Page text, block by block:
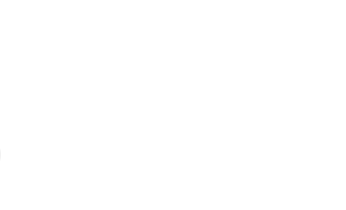
single.php